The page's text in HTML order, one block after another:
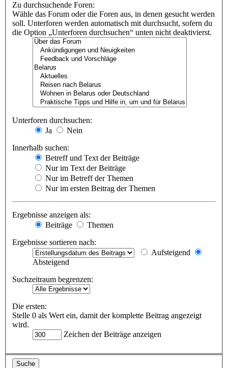
Zu durchsuchende Foren:
Wähle das Forum oder die Foren aus, in denen gesucht werden
soll. Unterforen werden automatisch mit durchsucht, sofern du
die Option „Unterforen durchsuchen“ unten nicht deaktivierst.
Unterforen durchsuchen:
Ja
Nein
Innerhalb suchen:
Betreff und Text der Beiträge
Nur im Text der Beiträge
Nur im Betreff der Themen
Nur im ersten Beitrag der Themen
Ergebnisse anzeigen als:
Beiträge
Themen
Ergebnisse sortieren nach:
Aufsteigend
Absteigend
Suchzeitraum begrenzen:
Die ersten:
Stelle 0 als Wert ein, damit der komplette Beitrag angezeigt
wird.
Zeichen der Beiträge anzeigen